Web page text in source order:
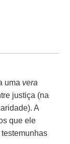
uma vera
justiça (na
A
que ele